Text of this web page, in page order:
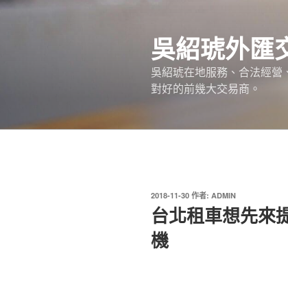
跳
吳紹琥外匯
吳紹琥在地服務、合法經
對好的前幾大交易商。
發
佈
於
2018-11-30 作者: ADMIN
台北租車想先來
機